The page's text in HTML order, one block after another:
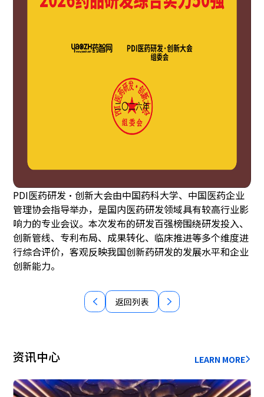
PDI医药研发·创新大会由中国药科大学、中国医药企业
管理协会指导举办，是国内医药研发领域具有较高行业影
响力的专业会议。本次发布的研发百强榜围绕研发投入、
创新管线、专利布局、成果转化、临床推进等多个维度进
行综合评价，客观反映我国创新药研发的发展水平和企业
创新能力。
返回列表
资讯中心 LEARN MORE